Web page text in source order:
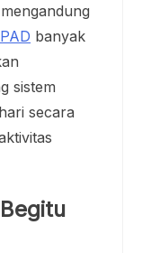
banyak
sistem
secara